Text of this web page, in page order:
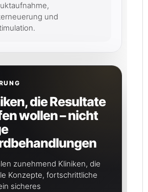
und
die Resultate
wollen – nicht
zunehmend Kliniken, die
Konzepte, fortschrittliche
sicheres